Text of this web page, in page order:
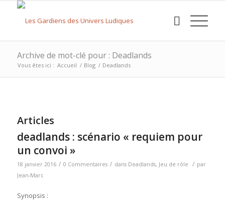
Archive de mot-clé pour : Deadlands
Vous êtes ici : Accueil / Blog / Deadlands
Articles
deadlands : scénario « requiem pour
un convoi »
18 janvier 2016 / 0 Commentaires / dans Deadlands, Jeu de rôle / par
Jean-Marc
Synopsis :